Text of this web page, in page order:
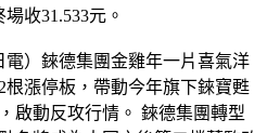
收31.533元。
電）錸德集團金雞年一片喜氣洋
漲停板，帶動今年旗下錸寶甦
啟動反攻行情。 錸德集團轉型